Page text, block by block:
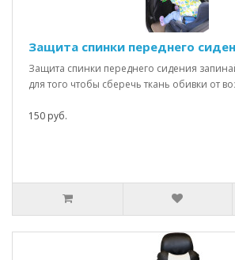
Защита спинки переднего
Защита спинки переднего сидения
для того чтобы сберечь ткань обивки от
150 руб.